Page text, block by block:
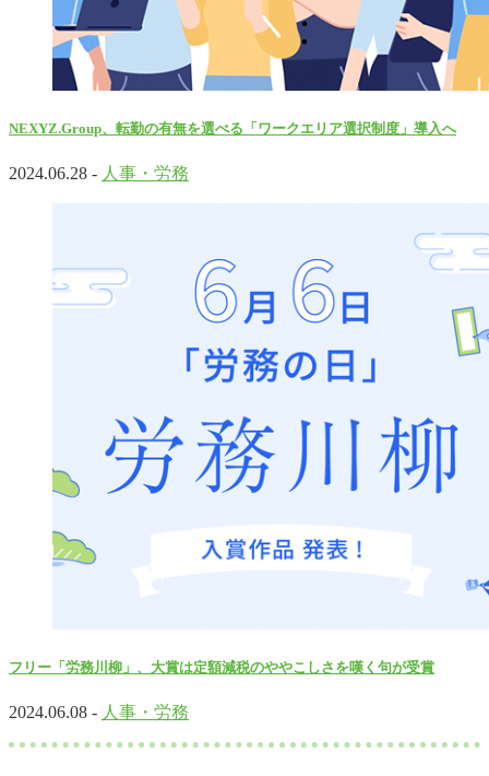
NEXYZ.Group、転勤の有無を選べる「ワークエリア選択制度」導入へ
2024.06.28 - 人事・労務
フリー「労務川柳」、大賞は定額減税のややこしさを嘆く句が受賞
2024.06.08 - 人事・労務